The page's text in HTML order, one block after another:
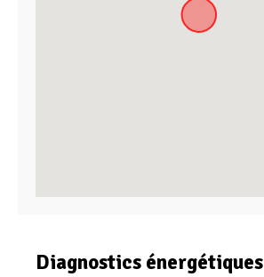
Diagnostics énergétiques